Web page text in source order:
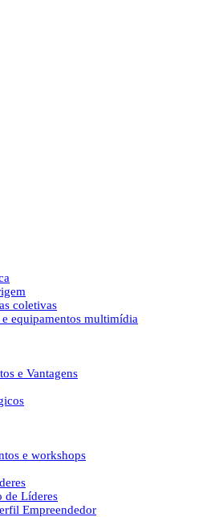
coletivas
e equipamentos multimídia
e Vantagens
e workshops
de Líderes
Empreendedor